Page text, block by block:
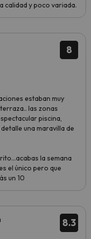
calidad y poco variada.
8
estaban muy
las zonas
piscina,
una maravilla de
la semana
el único pero que
un 10
8.3